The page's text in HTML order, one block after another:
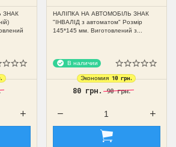
ЗНАК
НАЛІПКА НА АВТОМОБІЛЬ ЗНАК
"ІНВАЛІД з автоматом" Розмір
145*145 мм. Виготовлений з...
В наличии
Экономия 10 грн.
80 грн.90 грн.